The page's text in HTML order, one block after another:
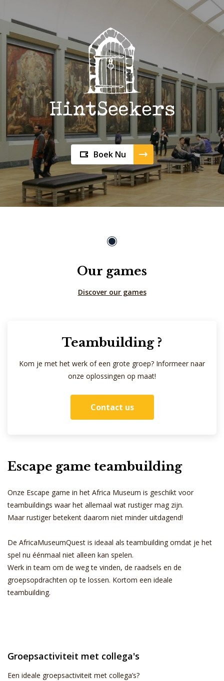
Boek Nu
Our games
Discover our games
Teambuilding ?
Kom je met het werk of een grote groep? Informeer naar
onze oplossingen op maat!
Contact us
Escape game teambuilding
Onze Escape game in het Africa Museum is geschikt voor
teambuildings waar het allemaal wat rustiger mag zijn.
Maar rustiger betekent daarom niet minder uitdagend!
De AfricaMuseumQuest is ideaal als teambuilding omdat je het
spel nu éénmaal niet alleen kan spelen.
Werk in team om de weg te vinden, de raadsels en de
groepsopdrachten op te lossen. Kortom een ideale
teambuilding.
Groepsactiviteit met collega's
Een ideale groepsactiviteit met collega’s?